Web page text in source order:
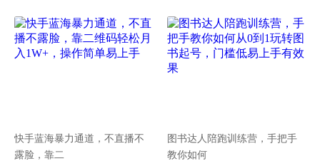
快手蓝海暴力通道，不直播不
露脸，靠二
图书达人陪跑训练营，手把手
教你如何